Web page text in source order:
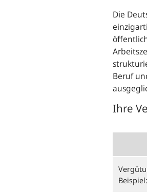
Die
Beruf
Ihre